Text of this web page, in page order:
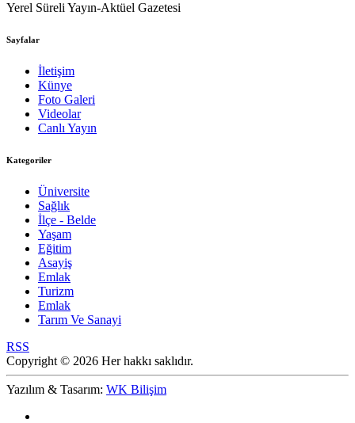
Yerel Süreli Yayın-Aktüel Gazetesi
Sayfalar
İletişim
Künye
Foto Galeri
Videolar
Canlı Yayın
Kategoriler
Üniversite
Sağlık
İlçe - Belde
Yaşam
Eğitim
Asayiş
Emlak
Turizm
Emlak
Tarım Ve Sanayi
RSS
Copyright © 2026 Her hakkı saklıdır.
Yazılım & Tasarım: WK Bilişim